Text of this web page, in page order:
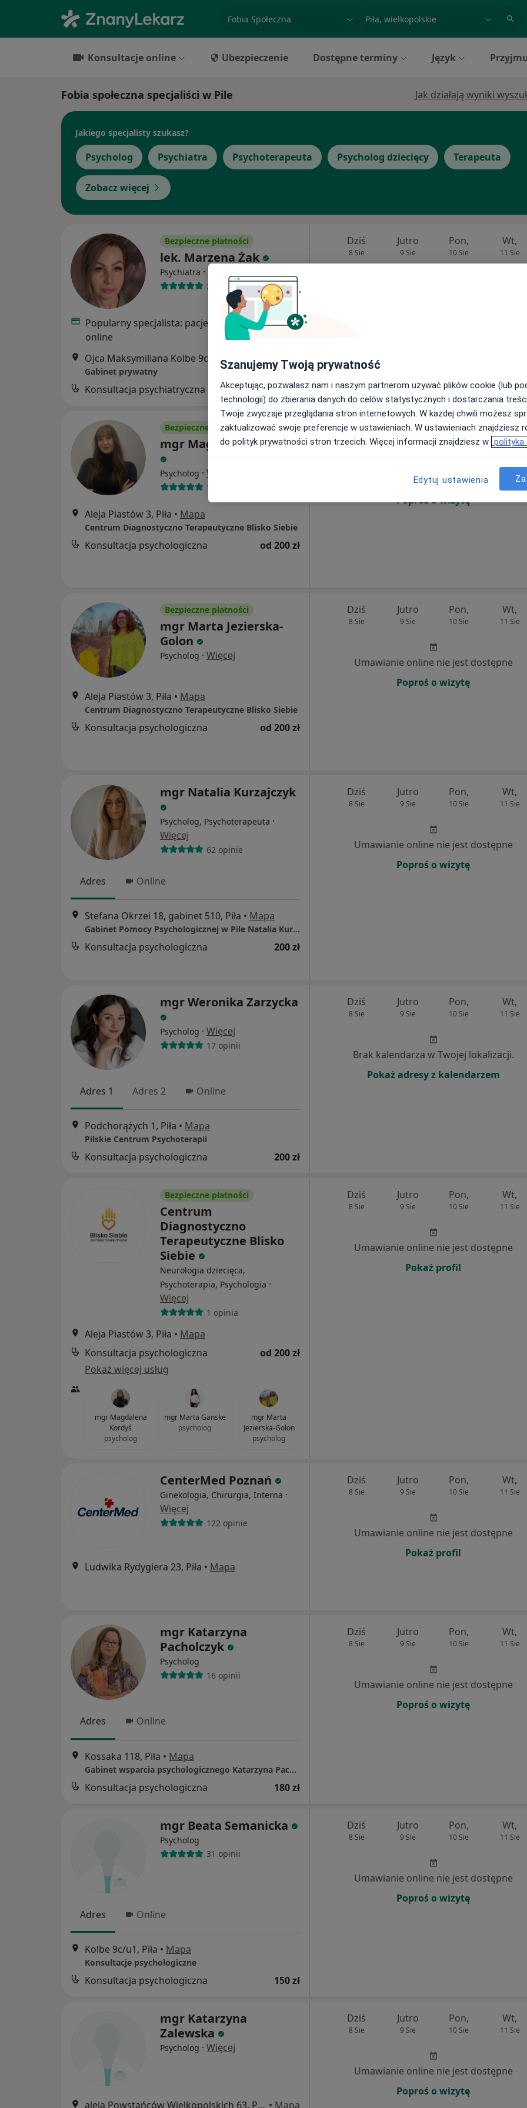
Konsultacje online Ubezpieczenie Dostępne terminy Język
Fobia społeczna specjaliści w Pile Jak działają wyniki
Jakiego specjalisty szukasz?
Psycholog Psychiatra Psychoterapeuta Psycholog dziecięcy Terapeuta
Zobacz więcej
Bezpieczne płatności
lek. Marzena Żak
Psychiatra · Więcej
23 opinie
Popularny specjalista: pacjenci chętnie płacą
online
Ojca Maksymiliana Kolbe 9c/1u, Piła
Mapa
Gabinet prywatny
Konsultacja psychiatryczna 300 zł
Dziś
8 Sie
Jutro
9 Sie
Pon,
10 Sie
Wt,
11 Sie
Bezpieczne płatności
mgr Magdalena Kordyś
Psycholog · Więcej
1 opinia
Aleja Piastów 3, Piła • Mapa
Centrum Diagnostyczno Terapeutyczne Blisko Siebie
Konsultacja psychologiczna od 200 zł
Dziś
8 Sie
Jutro
9 Sie
Pon,
10 Sie
Wt,
11 Sie
Umawianie online nie jest dostępne
Poproś o wizytę
Bezpieczne płatności
mgr Marta Jezierska-
Golon
Psycholog · Więcej
Aleja Piastów 3, Piła • Mapa
Centrum Diagnostyczno Terapeutyczne Blisko Siebie
Konsultacja psychologiczna od 200 zł
Dziś
8 Sie
Jutro
9 Sie
Pon,
10 Sie
Wt,
11 Sie
Umawianie online nie jest dostępne
Poproś o wizytę
mgr Natalia Kurzajczyk
Psycholog, Psychoterapeuta ·
Więcej
62 opinie
Adres Online
Stefana Okrzei 18, gabinet 510, Piła • Mapa
Gabinet Pomocy Psychologicznej w Pile Natalia Kurzajczyk
Konsultacja psychologiczna 200 zł
Dziś
8 Sie
Jutro
9 Sie
Pon,
10 Sie
Wt,
11 Sie
Umawianie online nie jest dostępne
Poproś o wizytę
mgr Weronika Zarzycka
Psycholog · Więcej
17 opinii
Adres 1 Adres 2 Online
Podchorążych 1, Piła • Mapa
Pilskie Centrum Psychoterapii
Konsultacja psychologiczna 200 zł
Dziś
8 Sie
Jutro
9 Sie
Pon,
10 Sie
Wt,
11 Sie
Brak kalendarza w Twojej lokalizacji.
Pokaż adresy z kalendarzem
Bezpieczne płatności
Centrum
Diagnostyczno
Terapeutyczne Blisko
Siebie
Neurologia dziecięca,
Psychoterapia, Psychologia ·
Więcej
1 opinia
Aleja Piastów 3, Piła • Mapa
Konsultacja psychologiczna
od 200 zł
Pokaż więcej usług
mgr Magdalena
Kordyś
psycholog
mgr Marta Ganske
psycholog
mgr Marta
Jezierska-Golon
psycholog
Dziś
8 Sie
Jutro
9 Sie
Pon,
10 Sie
Wt,
11 Sie
Umawianie online nie jest dostępne
Pokaż profil
CenterMed Poznań
Ginekologia, Chirurgia, Interna ·
Więcej
122 opinie
Ludwika Rydygiera 23, Piła • Mapa
Dziś
8 Sie
Jutro
9 Sie
Pon,
10 Sie
Wt,
11 Sie
Umawianie online nie jest dostępne
Pokaż profil
mgr Katarzyna
Pacholczyk
Psycholog
16 opinii
Adres Online
Kossaka 118, Piła • Mapa
Gabinet wsparcia psychologicznego Katarzyna Pacholczyk
Konsultacja psychologiczna 180 zł
Dziś
8 Sie
Jutro
9 Sie
Pon,
10 Sie
Wt,
11 Sie
Umawianie online nie jest dostępne
Poproś o wizytę
mgr Beata Semanicka
Psycholog
31 opinii
Adres Online
Kolbe 9c/u1, Piła • Mapa
Konsultacje psychologiczne
Konsultacja psychologiczna 150 zł
Dziś
8 Sie
Jutro
9 Sie
Pon,
10 Sie
Wt,
11 Sie
Umawianie online nie jest dostępne
Poproś o wizytę
mgr Katarzyna
Zalewska
Psycholog · Więcej
aleja Powstańców Wielkopolskich 63, Piła • Mapa
Dziś
8 Sie
Jutro
9 Sie
Pon,
10 Sie
Wt,
11 Sie
Umawianie online nie jest dostępne
Poproś o wizytę
Szanujemy Twoją prywatność
Akceptując, pozwalasz nam i naszym partnerom używać plików cookie (lub
technologii) do zbierania danych do celów statystycznych i dostarczania
Twoje zwyczaje przeglądania stron internetowych. W każdej chwili możesz
zaktualizować swoje preferencje w ustawieniach. W ustawieniach znajdziesz
do polityk prywatności stron trzecich. Więcej informacji znajdziesz w polityka
Edytuj ustawienia